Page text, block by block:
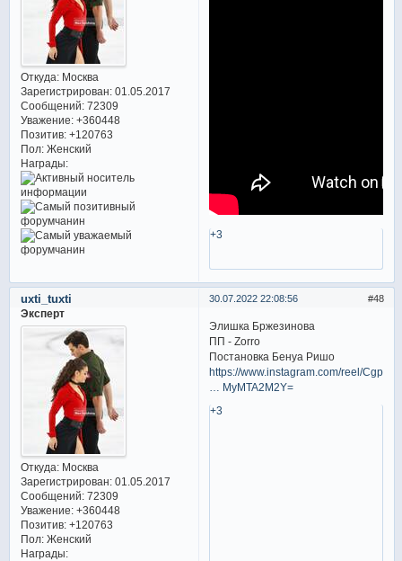
Откуда:Москва
Зарегистрирован: 01.05.2017
Сообщений:72309
Уважение: +360448
Позитив: +120763
Пол:Женский
Награды:
+3
48
30.07.2022 22:08:56
uxti_tuxti
Эксперт
Откуда:Москва
Зарегистрирован: 01.05.2017
Сообщений:72309
Уважение: +360448
Позитив: +120763
Пол:Женский
Награды:
Элишка Бржезинова
ПП - Zorro
Постановка Бенуа Ришо
https://www.instagram.com/reel/
… MyMTA2M2Y=
+3